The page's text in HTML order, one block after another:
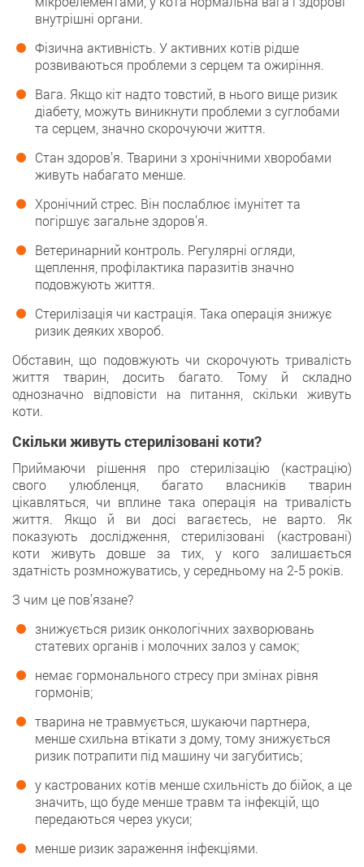
внутрішні органи.
Фізична активність. У активних котів рідше
розвиваються проблеми з серцем та ожиріння.
Вага. Якщо кіт надто товстий, в нього вище ризик
діабету, можуть виникнути проблеми з суглобами
та серцем, значно скорочуючи життя.
Стан здоров’я. Тварини з хронічними хворобами
живуть набагато менше.
Хронічний стрес. Він послаблює імунітет та
погіршує загальне здоров’я.
Ветеринарний контроль. Регулярні огляди,
щеплення, профілактика паразитів значно
подовжують життя.
Стерилізація чи кастрація. Така операція знижує
ризик деяких хвороб.
Обставин, що подовжують чи скорочують тривалість
життя тварин, досить багато. Тому й складно
однозначно відповісти на питання, скільки живуть
коти.
Скільки живуть стерилізовані коти?
Приймаючи рішення про стерилізацію (кастрацію)
свого улюбленця, багато власників тварин
цікавляться, чи вплине така операція на тривалість
життя. Якщо й ви досі вагаєтесь, не варто. Як
показують дослідження, стерилізовані (кастровані)
коти живуть довше за тих, у кого залишається
здатність розмножуватись, у середньому на 2-5 років.
З чим це пов’язане?
знижується ризик онкологічних захворювань
статевих органів і молочних залоз у самок;
немає гормонального стресу при змінах рівня
гормонів;
тварина не травмується, шукаючи партнера,
менше схильна втікати з дому, тому знижується
ризик потрапити під машину чи загубитись;
у кастрованих котів менше схильність до бійок, а це
значить, що буде менше травм та інфекцій, що
передаються через укуси;
менше ризик зараження інфекціями.